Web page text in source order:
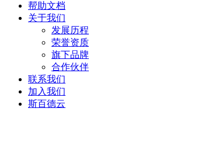
帮助文档
关于我们
发展历程
荣誉资质
旗下品牌
合作伙伴
联系我们
加入我们
斯百德云